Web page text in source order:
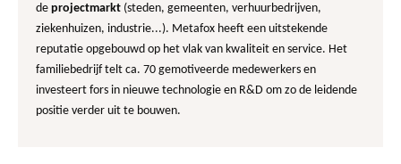
de projectmarkt (steden, gemeenten, verhuurbedrijven,
ziekenhuizen, industrie...). Metafox heeft een uitstekende
reputatie opgebouwd op het vlak van kwaliteit en service. Het
familiebedrijf telt ca. 70 gemotiveerde medewerkers en
investeert fors in nieuwe technologie en R&D om zo de leidende
positie verder uit te bouwen.